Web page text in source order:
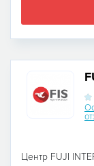
Центр FUJI